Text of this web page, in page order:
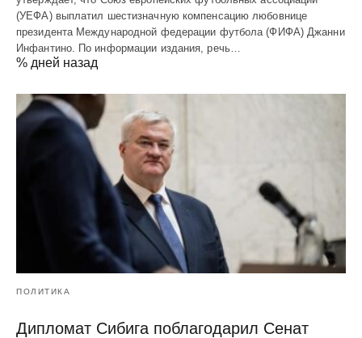
(УЕФА) выплатил шестизначную компенсацию любовнице
президента Международной федерации футбола (ФИФА) Джанни
Инфантино. По информации издания, речь…
% дней назад
ПОЛИТИКА
Дипломат Сибига поблагодарил Сенат